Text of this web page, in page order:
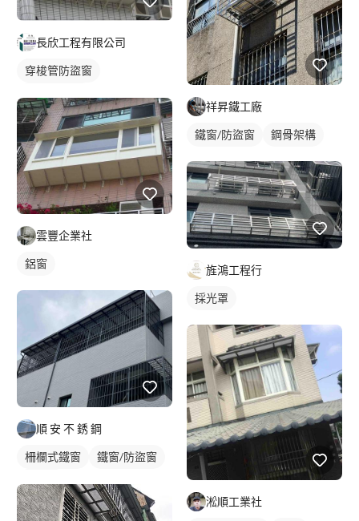
長欣工程有限公司
穿梭管防盜窗
雲豐企業社
鋁窗
順 安 不 銹 鋼
柵欄式鐵窗
鐵窗/防盜窗
祥昇鐵工廠
鐵窗/防盜窗 鋼骨架構
旌鴻工程行
採光罩
淞順工業社